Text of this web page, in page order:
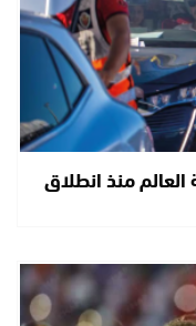
مغاربة العالم منذ انطلاق